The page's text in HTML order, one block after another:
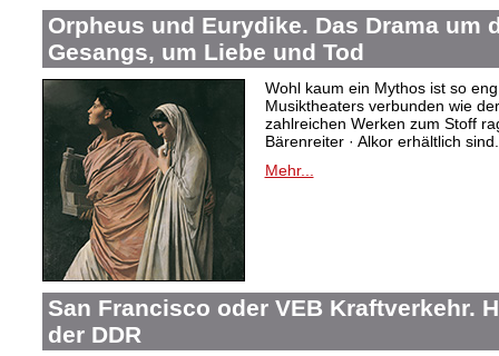
Orpheus und Eurydike. Das Drama um
Gesangs, um Liebe und Tod
Wohl kaum ein Mythos ist so
Musiktheaters verbunden wie
zahlreichen Werken zum Stoff
Bärenreiter · Alkor erhältlich sind.
Mehr...
San Francisco oder VEB Kraftverkehr.
der DDR